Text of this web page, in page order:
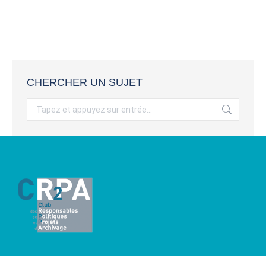
CHERCHER UN SUJET
Recherche